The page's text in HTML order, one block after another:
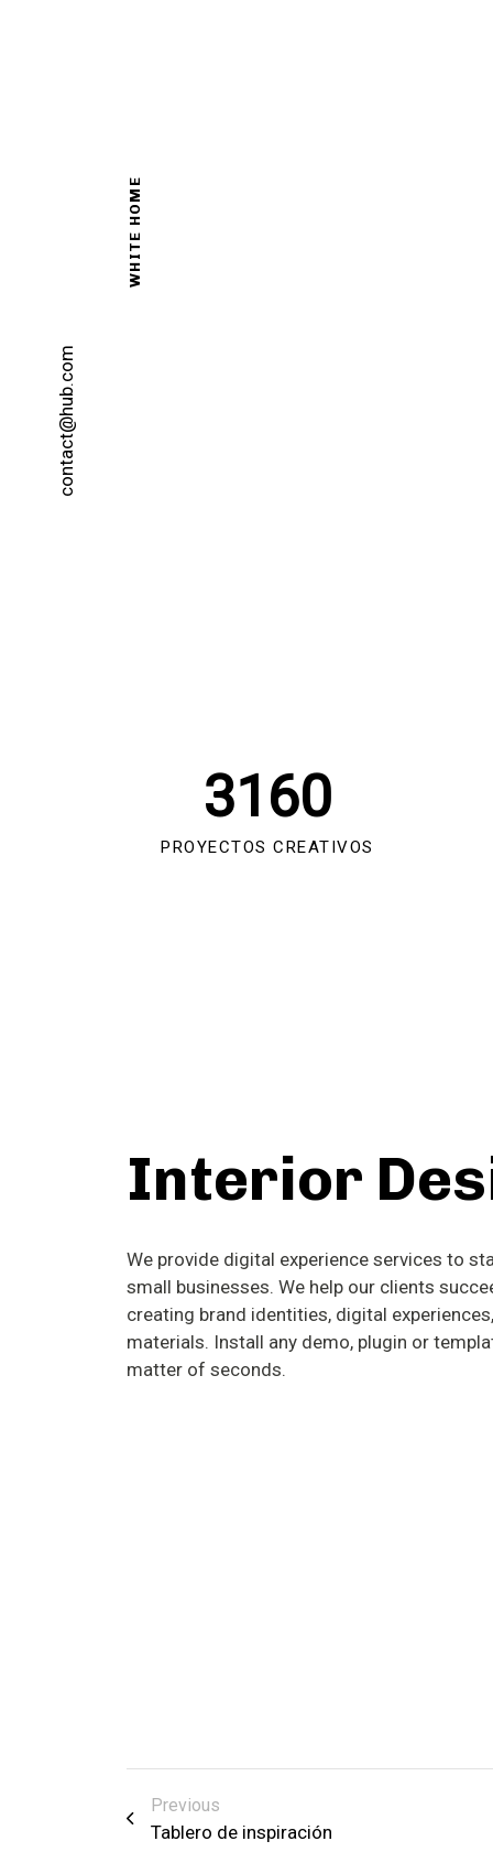
contact@hub.com
WHITE HOME
3160
PROYECTOS CREATIVOS
Interior
We provide digital experience services to
small businesses. We help our clients
creating brand identities, digital
materials. Install any demo, plugin or
matter of seconds.
Previous
Tablero de inspiración